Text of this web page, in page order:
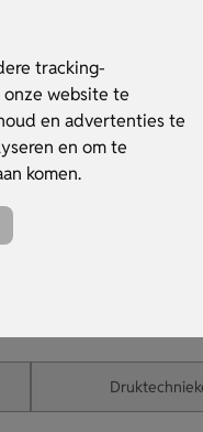
tracking-
website te
en advertenties te
en om te
komen.
sponzen 3" × 3" 12-
pack), 1 × elastisch
4 × alcoholpads, 5 ×
outdoor. Personaliseer de
prijs op.